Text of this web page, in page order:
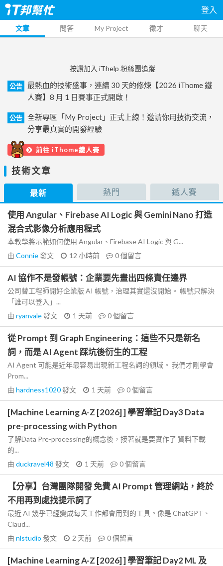
登入
文章 問答 My Project 徵才 聊天
按讚加入 iThelp 粉絲團追蹤
公告
最熱血的技術盛事，連續 30 天的修煉【2026 iThome 鐵
人賽】8 月 1 日賽事正式開啟！
公告
全新專區「My Project」正式上線！邀請你用技術交流，
分享最真實的開發經驗
前往 iThome鐵人賽
技術文章
最新 熱門 鐵人賽
使用 Angular、Firebase AI Logic 與 Gemini Nano 打造
混合式影像分析應用程式
本教學將示範如何使用 Angular、Firebase AI Logic 與 G...
由 Connie發文 12 小時前 0個留言
AI 協作不是發帳號：企業要先畫出四條責任邊界
公司替工程師開好企業版 AI 帳號，治理其實還沒開始。 帳號只解決
「誰可以登入」...
由 ryanvale發文 1 天前 0個留言
從 Prompt 到 Graph Engineering：這些不只是新名
詞，而是 AI Agent 踩坑後衍生的工程
AI Agent 可能是近年最容易出現新工程名詞的領域。 我們才剛學會
Prom...
由 hardness1020發文 1 天前 0個留言
[Machine Learning A-Z [2026] ] 學習筆記 Day3 Data
pre-processing with Python
了解Data Pre-processing的概念後，接著就是要實作了 資料下載
的...
由 duckravel48 發文 1 天前 0個留言
【分享】台灣團隊開發 免費 AI Prompt 管理網站，終於
不用再到處找提示詞了
最近 AI 幾乎已經變成每天工作都會用到的工具。像是 ChatGPT、
Claud...
由 nlstudio 發文 2 天前 0個留言
[Machine Learning A-Z [2026] ] 學習筆記 Day2 ML 及